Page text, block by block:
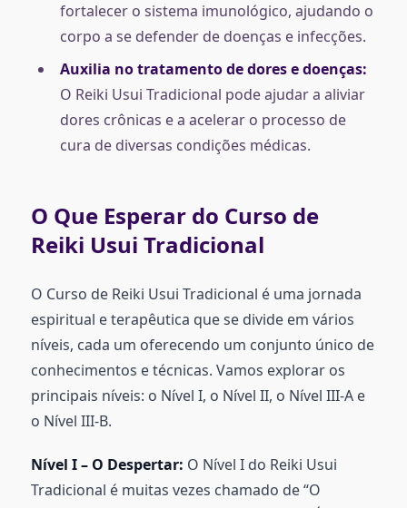
fortalecer o sistema imunológico, ajudando o
corpo a se defender de doenças e infecções.
Auxilia no tratamento de dores e doenças:
O Reiki Usui Tradicional pode ajudar a aliviar
dores crônicas e a acelerar o processo de
cura de diversas condições médicas.
O Que Esperar do Curso de
Reiki Usui Tradicional
O Curso de Reiki Usui Tradicional é uma jornada
espiritual e terapêutica que se divide em vários
níveis, cada um oferecendo um conjunto único de
conhecimentos e técnicas. Vamos explorar os
principais níveis: o Nível I, o Nível II, o Nível III-A e
o Nível III-B.
Nível I – O Despertar: O Nível I do Reiki Usui
Tradicional é muitas vezes chamado de “O